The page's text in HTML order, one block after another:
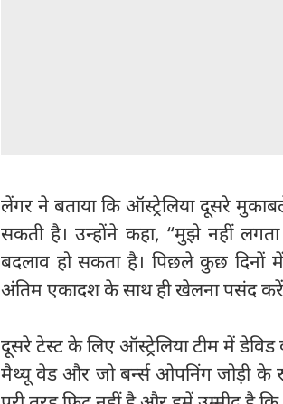
लेंगर ने बताया कि ऑस्ट्रेलिया दूसरे
सकती है। उन्होंने कहा, “मुझे नहीं
बदलाव हो सकता है। पिछले कुछ दिनों
अंतिम एकादश के साथ ही खेलना पसंद
दूसरे टेस्ट के लिए ऑस्ट्रेलिया टीम में
मैथ्यू वेड और जो बर्न्स ओपनिंग जोड़ी